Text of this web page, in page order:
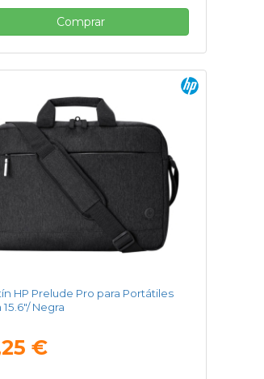
Comprar
HP Prelude Pro para Portátiles
Negra
€